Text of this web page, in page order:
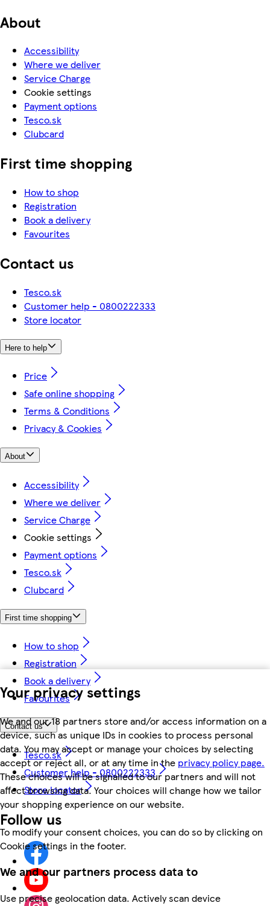
Your privacy settings
We and our 18 partners store and/or access information on a
device, such as unique IDs in cookies to process personal
data. You may accept or manage your choices by selecting
accept or reject all, or at any time in the privacy policy page.
These choices will be signalled to our partners and will not
affect browsing data. Your choices will change how we tailor
your shopping experience on our website.
To modify your consent choices, you can do so by clicking on
Cookie settings in the footer.
We and our partners process data to
Use precise geolocation data. Actively scan device
About
Accessibility
Where we deliver
Service Charge
Cookie settings
Payment options
Tesco.sk
Clubcard
First time shopping
How to shop
Registration
Book a delivery
Favourites
Contact us
Tesco.sk
Customer help - 0800222333
Store locator
Here to help
Price
Safe online shopping
Terms & Conditions
Privacy & Cookies
About
Accessibility
Where we deliver
Service Charge
Cookie settings
Payment options
Tesco.sk
Clubcard
First time shopping
How to shop
Registration
Book a delivery
Favourites
Contact us
Tesco.sk
Customer help - 0800222333
Store locator
Follow us